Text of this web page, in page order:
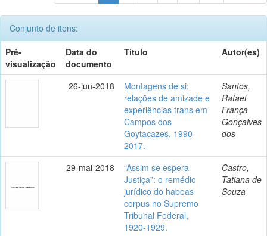
Conjunto de itens:
Pré-
visualização
Data do
documento
Título Autor(es)
26-jun-2018
Montagens de si:
relações de amizade e
experiências trans em
Campos dos
Goytacazes, 1990-
2017.
Santos,
Rafael
França
Gonçalves
dos
29-mai-2018
“Assim se espera
Justiça”: o remédio
jurídico do habeas
corpus no Supremo
Tribunal Federal,
1920-1929.
Castro,
Tatiana de
Souza